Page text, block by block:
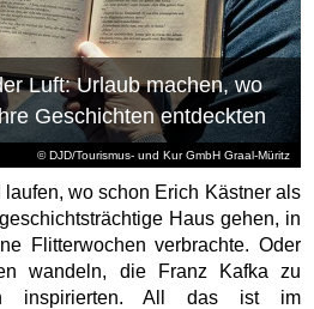
© DJD/Tourismus- und Kur GmbH Graal-Müritz
Luft: Urlaub machen, wo
Geschichten entdeckten
wo schon Erich Kästner als
Haus gehen, in
Flitterwochen verbrachte. Oder
wandeln, die Franz Kafka zu
inspirierten. All das ist im